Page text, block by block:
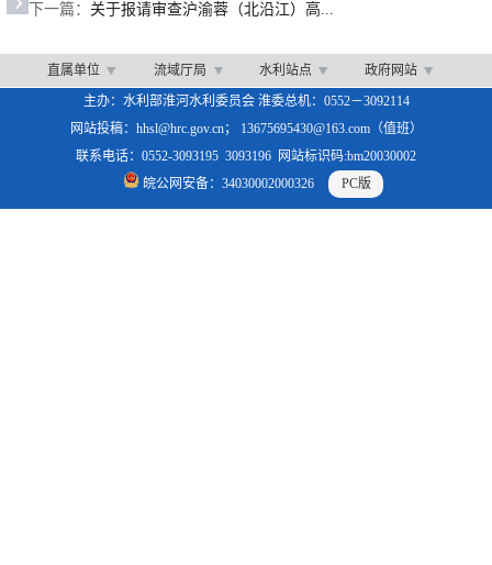
下一篇： 关于报请审查沪渝蓉（北沿江）高...
直属单位 流域厅局 水利站点
政府网站
主办：水利部淮河水利委员会 淮委总机：0552－3092114
网站投稿：hhsl@hrc.gov.cn； 13675695430@163.com（值班）
联系电话：0552-3093195 3093196 网站标识码:bm20030002
皖公网安备：34030002000326
PC版